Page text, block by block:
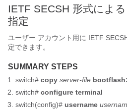
IETF SECSH 形式によ
指定
ユーザー アカウント用に IETF
定できます。
SUMMARY STEPS
switch# copy server-file bootflash:
switch# configure terminal
switch(config)# username